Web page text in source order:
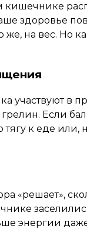
кишечнике
здоровье
на вес. Но
участвуют в
Если
к еде или,
«решает»,
энергии